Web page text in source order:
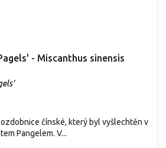
- Miscanthus sinensis
čínské, který byl vyšlechtěn v
Pangelem. V...